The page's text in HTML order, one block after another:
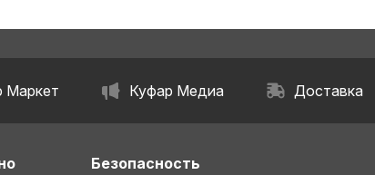
Маркет Куфар Медиа Доставка
Безопасность